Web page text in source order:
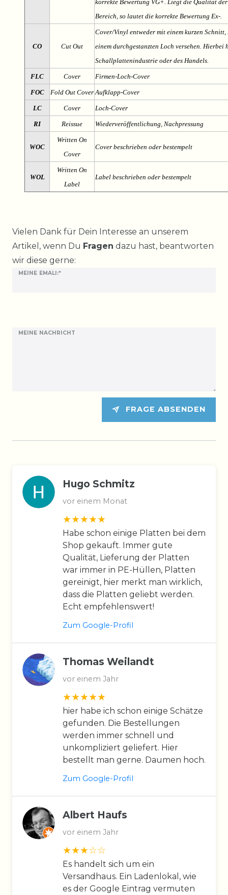
korrekte Bewertung VG+. Liegt die Qualität
Bereich, so lautet die korrekte Bewertung Ex-.
CO Cut Out
Cover/Vinyl entweder mit einem kurzen
einem durchgestanzten Loch versehen. Hierbei
Schallplattenindustrie oder des Handels.
FLC Cover Firmen-Loch-Cover
FOC Fold Out Cover Aufklapp-Cover
LC Cover Loch-Cover
RI Reissue Wiederveröffentlichung, Nachpressung
WOC
Written On
Cover
Cover beschrieben oder bestempelt
WOL
Written On
Label
Label beschrieben oder bestempelt
Vielen Dank für Dein Interesse an unserem
Artikel, wenn Du Fragen dazu hast, beantworten
wir diese gerne:
MEINE EMALI:*
MEINE NACHRICHT
Ceres::Template.mailFormHoneypotLabel
FRAGE ABSENDEN
Hugo Schmitz
vor einem Monat
Habe schon einige Platten bei dem
Shop gekauft. Immer gute
Qualität, Lieferung der Platten
war immer in PE-Hüllen, Platten
gereinigt, hier merkt man wirklich,
dass die Platten geliebt werden.
Echt empfehlenswert!
Zum Google-Profil
Thomas Weilandt
vor einem Jahr
hier habe ich schon einige Schätze
gefunden. Die Bestellungen
werden immer schnell und
unkompliziert geliefert. Hier
bestellt man gerne. Daumen hoch.
Zum Google-Profil
Albert Haufs
vor einem Jahr
Es handelt sich um ein
Versandhaus. Ein Ladenlokal, wie
es der Google Eintrag vermuten